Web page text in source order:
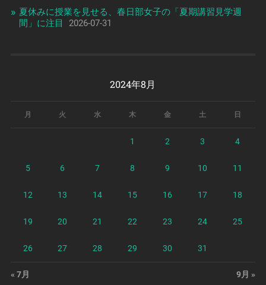
夏休みに授業を見せる、春日部女子の「夏期講習見学週
間」に注目
2026-07-31
2024年8月
月 火 水 木 金 土 日
1 2 3 4
5 6 7 8 9 10 11
12 13 14 15 16 17 18
19 20 21 22 23 24 25
26 27 28 29 30 31
« 7月 9月 »